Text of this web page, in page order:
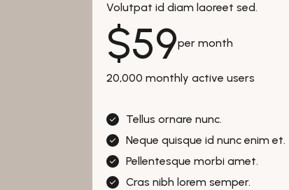
Volutpat id diam laoreet sed.
$59per month
20,000 monthly active users
Tellus ornare nunc.
Neque quisque id nunc enim et.
Pellentesque morbi amet.
Cras nibh lorem semper.